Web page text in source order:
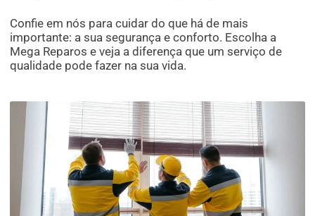
Confie em nós para cuidar do que há de mais
importante: a sua segurança e conforto. Escolha a
Mega Reparos e veja a diferença que um serviço de
qualidade pode fazer na sua vida.